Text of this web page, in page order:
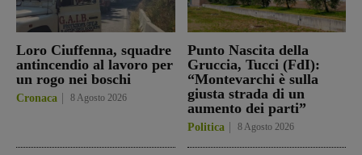
Loro Ciuffenna, squadre
antincendio al lavoro per
un rogo nei boschi
Cronaca 8 Agosto 2026
Punto Nascita della
Gruccia, Tucci (FdI):
“Montevarchi è sulla
giusta strada di un
aumento dei parti”
Politica 8 Agosto 2026